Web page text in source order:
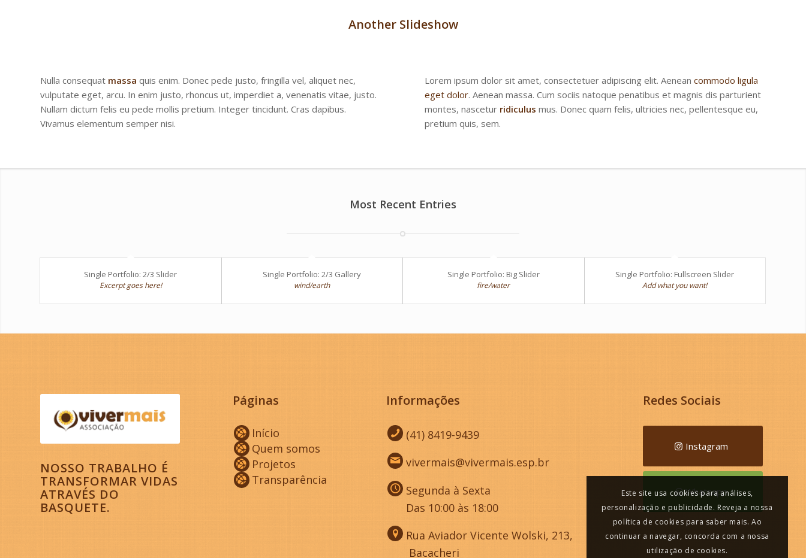
Another Slideshow
Nulla consequat massa quis enim. Donec pede justo, fringilla vel, aliquet nec,
vulputate eget, arcu. In enim justo, rhoncus ut, imperdiet a, venenatis vitae, justo.
Nullam dictum felis eu pede mollis pretium. Integer tincidunt. Cras dapibus.
Vivamus elementum semper nisi.
Lorem ipsum dolor sit amet, consectetuer adipiscing elit. Aeneancommodo ligula
eget dolor. Aenean massa. Cum sociis natoque penatibus et magnis dis parturient
montes, nascetur ridiculus mus. Donec quam felis, ultricies nec, pellentesque eu,
pretium quis, sem.
Most Recent Entries
Single Portfolio: 2/3 Slider
Excerpt goes here!
Single Portfolio: 2/3 Gallery
wind/earth
Single Portfolio: Big Slider
fire/water
Single Portfolio: Fullscreen Slider
Add what you want!
NOSSO TRABALHO É
TRANSFORMAR VIDAS
ATRAVÉS DO
BASQUETE.
Páginas
Início
Quem somos
Projetos
Transparência
Informações
(41) 8419-9439
vivermais@vivermais.esp.br
Segunda à Sexta
Das 10:00 às 18:00
Rua Aviador Vicente Wolski, 213,
Bacacheri
Redes Sociais
Instagram
Whatsapp
Este site usa cookies para análises,
personalização e publicidade. Reveja a nossa
política de cookies para saber mais. Ao
continuar a navegar, concorda com a nossa
utilização de cookies.